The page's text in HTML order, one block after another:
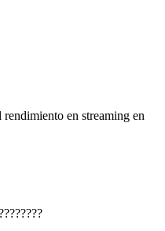
en streaming en